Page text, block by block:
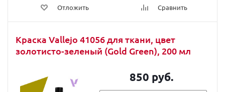
Отложить Сравнить
Краска Vallejo 41056 для ткани, цвет
золотисто-зеленый (Gold Green), 200 мл
850 руб.